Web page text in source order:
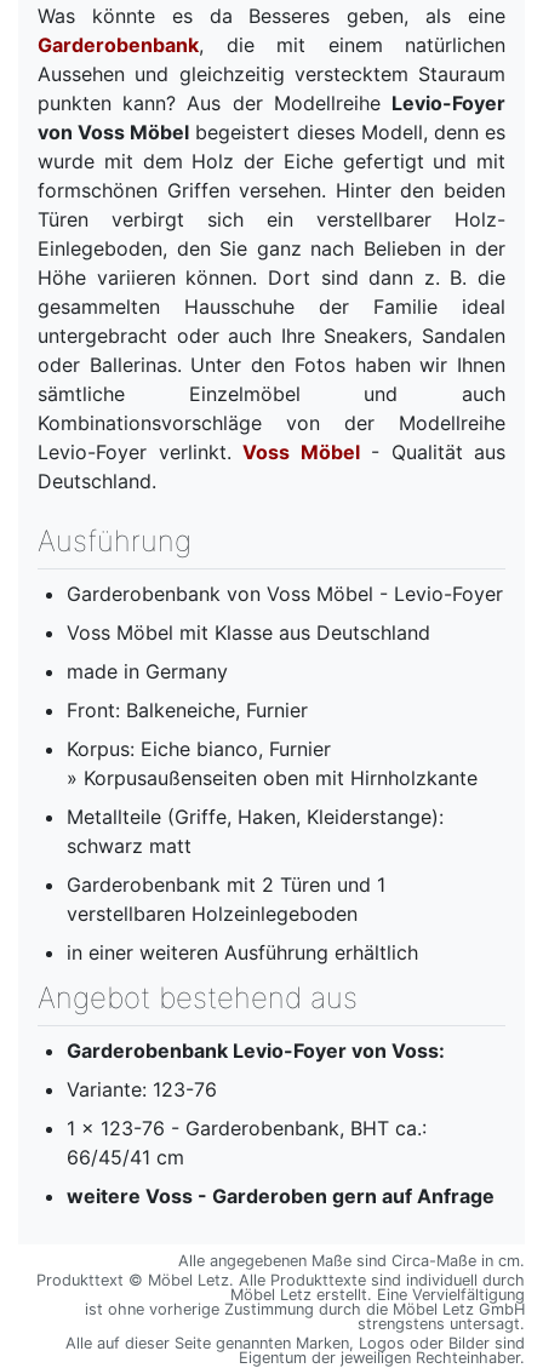
Was könnte es da Besseres geben, als eine
Garderobenbank, die mit einem natürlichen
Aussehen und gleichzeitig verstecktem Stauraum
punkten kann? Aus der Modellreihe Levio-Foyer
von Voss Möbel begeistert dieses Modell, denn es
wurde mit dem Holz der Eiche gefertigt und mit
formschönen Griffen versehen. Hinter den beiden
Türen verbirgt sich ein verstellbarer Holz-
Einlegeboden, den Sie ganz nach Belieben in der
Höhe variieren können. Dort sind dann z. B. die
gesammelten Hausschuhe der Familie ideal
untergebracht oder auch Ihre Sneakers, Sandalen
oder Ballerinas. Unter den Fotos haben wir Ihnen
sämtliche Einzelmöbel und auch
Kombinationsvorschläge von der Modellreihe
Levio-Foyer verlinkt. Voss Möbel- Qualität aus
Deutschland.
Ausführung
Garderobenbank von Voss Möbel - Levio-Foyer
Voss Möbel mit Klasse aus Deutschland
made in Germany
Front: Balkeneiche, Furnier
Korpus: Eiche bianco, Furnier
» Korpusaußenseiten oben mit Hirnholzkante
Metallteile (Griffe, Haken, Kleiderstange):
schwarz matt
Garderobenbank mit 2 Türen und 1
verstellbaren Holzeinlegeboden
in einer weiteren Ausführung erhältlich
Angebot bestehend aus
Garderobenbank Levio-Foyer von Voss:
Variante: 123-76
1 x 123-76 - Garderobenbank, BHT ca.:
66/45/41 cm
weitere Voss - Garderoben gern auf Anfrage
Alle angegebenen Maße sind Circa-Maße in cm.
Produkttext © Möbel Letz. Alle Produkttexte sind individuell durch
Möbel Letz erstellt. Eine Vervielfältigung
ist ohne vorherige Zustimmung durch die Möbel Letz GmbH
strengstens untersagt.
Alle auf dieser Seite genannten Marken, Logos oder Bilder sind
Eigentum der jeweiligen Rechteinhaber.